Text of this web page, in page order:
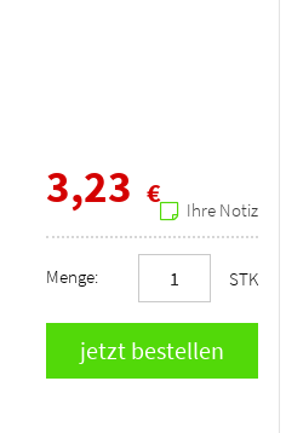
3,23 €
Ihre Notiz
Menge: STK